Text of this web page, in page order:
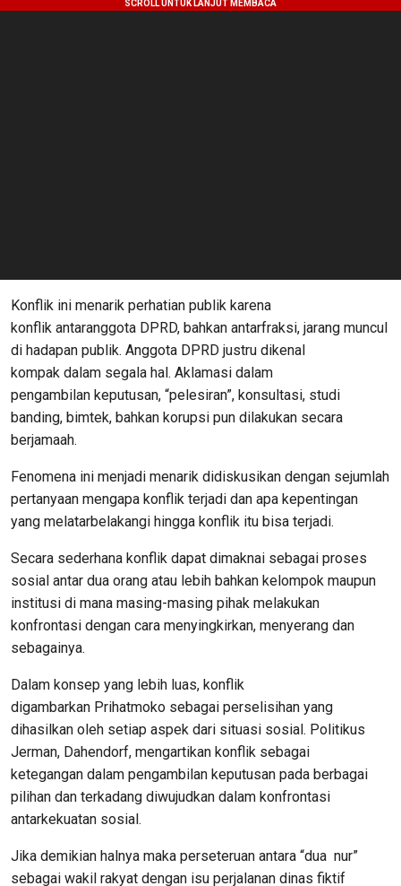
Konflik ini menarik perhatian publik karena
konflik antaranggota DPRD, bahkan antarfraksi, jarang muncul
di hadapan publik. Anggota DPRD justru dikenal
kompak dalam segala hal . Aklamasi dalam
pengambilan keputusan, “pelesiran”, konsultasi, studi
banding, bimtek, bahkan korupsi pun dilakukan secara
berjamaah.
Fenomena ini menjadi menarik didiskusikan dengan sejumlah
pertanyaan mengapa konflik terjadi dan apa kepentingan
yang melatarbelakangi hingga konflik itu bisa terjadi.
Secara sederhana konflik dapat dimaknai sebagai proses
sosial antar dua orang atau lebih bahkan kelompok maupun
institusi di mana masing-masing pihak melakukan
konfrontasi dengan cara menyingkirkan, menyerang dan
sebagainya.
Dalam konsep yang lebih luas, konflik
digambarkan Prihatmoko sebagai perselisihan yang
dihasilkan oleh setiap aspek dari situasi sosial . Politikus
Jerman, Dahendorf, mengartikan konflik sebagai
ketegangan dalam pengambilan keputusan pada berbagai
pilihan dan terkadang diwujudkan dalam konfrontasi
antarkekuatan sosial .
Jika demikian halnya maka perseteruan antara “dua nur”
sebagai wakil rakyat dengan isu perjalanan dinas fiktif